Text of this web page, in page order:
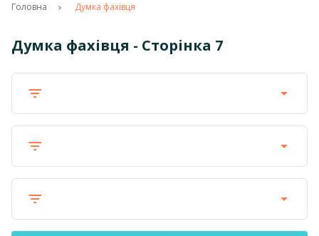
Головна Думка фахівця
Думка фахівця - Сторінка 7